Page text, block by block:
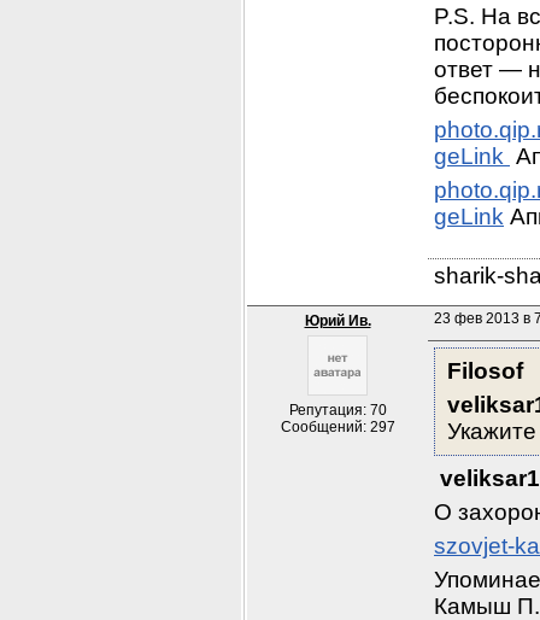
P.S. На
ответ —
geLink
geLink
sharik-
Юрий Ив.
Репутация: 70
Сообщений: 297
23 фев 2013 в
Filosof
О
szovjet-
Камыш